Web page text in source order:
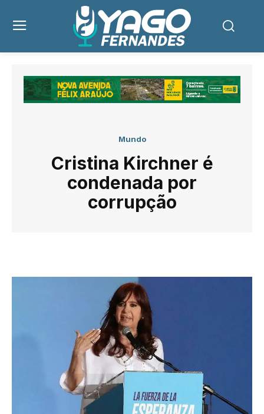
Mundo
Cristina Kirchner é
condenada por
corrupção